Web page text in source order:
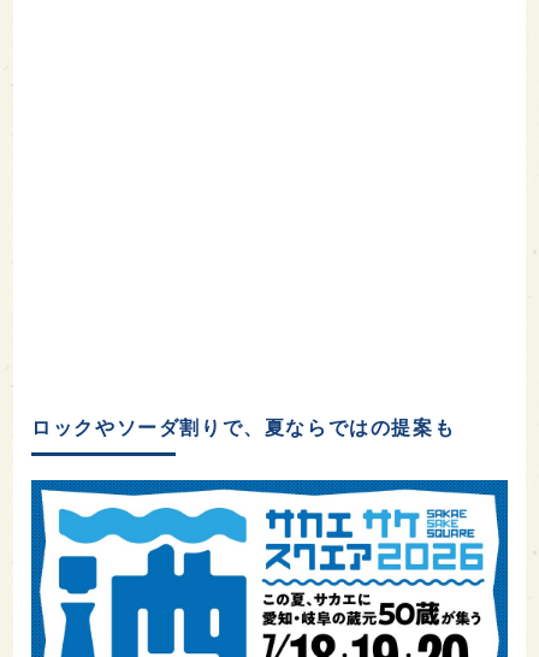
ロックやソーダ割りで、夏ならではの提案も